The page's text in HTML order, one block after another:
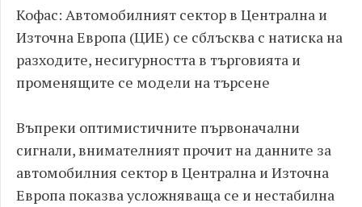
Кофас: Автомобилният сектор в Централна и
Източна Европа (ЦИЕ) се сблъсква с натиска на
разходите, несигурността в търговията и
променящите се модели на търсене
Въпреки оптимистичните първоначални
сигнали, внимателният прочит на данните за
автомобилния сектор в Централна и Източна
Европа показва усложняваща се и нестабилна